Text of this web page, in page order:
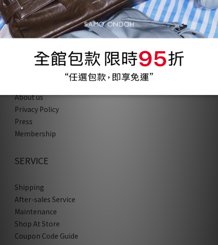
COMPANY
About us
Privacy Policy
Press
Membership
SERVICE
Shipping
After-sales Service
Maintenance
Shop At Store
Coupon Code Guide